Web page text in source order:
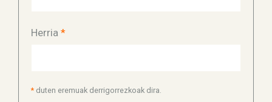
Herria *
* duten eremuak derrigorrezkoak dira.